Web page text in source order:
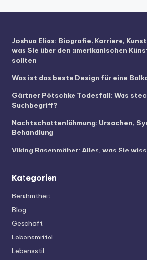
Joshua Elias: Biografie, Karriere,
was Sie über den amerikanischen
sollten
Was ist das beste Design für eine
Gärtner Pötschke Todesfall: Was
Suchbegriff?
Nachtschattenlähmung: Ursachen,
Behandlung
Viking Rasenmäher: Alles, was Sie
Kategorien
Berühmtheit
Blog
Geschäft
Lebensmittel
Lebensstil